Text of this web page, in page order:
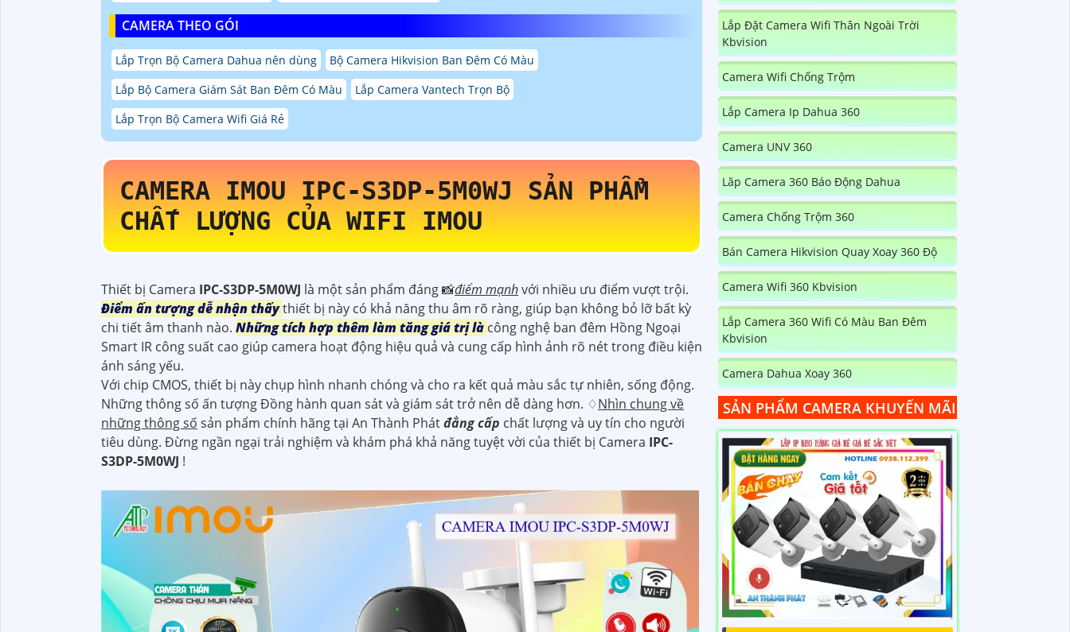
CAMERA THEO GÓI
Lắp Trọn Bộ Camera Dahua nên dùng
Bộ Camera Hikvision Ban Đêm Có Màu
Lắp Bộ Camera Giám Sát Ban Đêm Có Màu
Lắp Camera Vantech Trọn Bộ
Lắp Trọn Bộ Camera Wifi Giá Rẻ
CAMERA IMOU IPC-S3DP-5M0WJ SẢN PHẨM
CHẤT LƯỢNG CỦA WIFI IMOU
Thiết bị Camera IPC-S3DP-5M0WJ là một sản phẩm đáng 📸điểm mạnhvới nhiều ưu điểm vượt trội.
Điểm ấn tượng dễ nhận thấythiết bị này có khả năng thu âm rõ ràng, giúp bạn không bỏ lỡ bất kỳ
chi tiết âm thanh nào. Những tích hợp thêm làm tăng giá trị là công nghệ ban đêm Hồng Ngoại
Smart IR công suất cao giúp camera hoạt động hiệu quả và cung cấp hình ảnh rõ nét trong điều kiện
ánh sáng yếu.
Với chip CMOS, thiết bị này chụp hình nhanh chóng và cho ra kết quả màu sắc tự nhiên, sống động.
Những thông số ấn tượng Đồng hành quan sát và giám sát trở nên dễ dàng hơn. ♢Nhìn chung về
những thông số sản phẩm chính hãng tại An Thành Phátđẳng cấp chất lượng và uy tín cho người
tiêu dùng. Đừng ngần ngại trải nghiệm và khám phá khả năng tuyệt vời của thiết bị Camera IPC-
S3DP-5M0WJ !
Lắp Đặt Camera Wifi Thân Ngoài Trời
Kbvision
Camera Wifi Chống Trộm
Lắp Camera Ip Dahua 360
Camera UNV 360
Lăp Camera 360 Báo Động Dahua
Camera Chống Trộm 360
Bán Camera Hikvision Quay Xoay 360 Độ
Camera Wifi 360 Kbvision
Lắp Camera 360 Wifi Có Màu Ban Đêm
Kbvision
Camera Dahua Xoay 360
SẢN PHẨM CAMERA KHUYẾN MÃI